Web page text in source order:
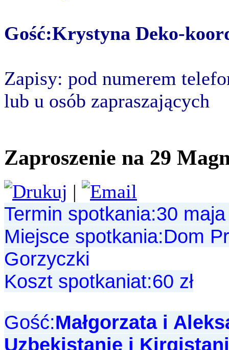
Gość:Krystyna Deko-
Zapisy: pod numerem
lub u osób zapraszających
Zaproszenie na 29
|
Termin spotkania:30
Miejsce spotkania:Dom
Gorzyczki
Koszt spotkaniat:60 zł
Gość:Małgorzata i
Uzbekistanie i